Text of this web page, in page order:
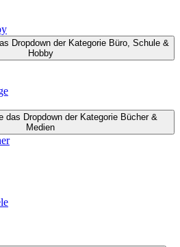
Dropdown der Kategorie Büro, Schule &
Hobby
das Dropdown der Kategorie Bücher &
Medien